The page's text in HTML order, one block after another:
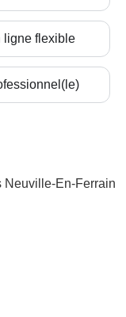
ligne flexible